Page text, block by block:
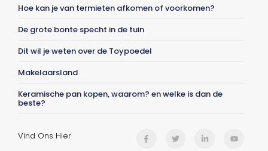
Hoe kan je van termieten afkomen of voorkomen?
De grote bonte specht in de tuin
Dit wil je weten over de Toypoedel
Makelaarsland
Keramische pan kopen, waarom? en welke is dan de
beste?
Vind Ons Hier